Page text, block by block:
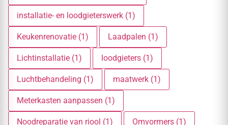
installatie- en loodgieterswerk (1)
Keukenrenovatie (1) Laadpalen (1)
Lichtinstallatie (1) loodgieters (1)
Luchtbehandeling (1) maatwerk (1)
Meterkasten aanpassen (1)
Noodreparatie van riool (1) Omvormers (1)